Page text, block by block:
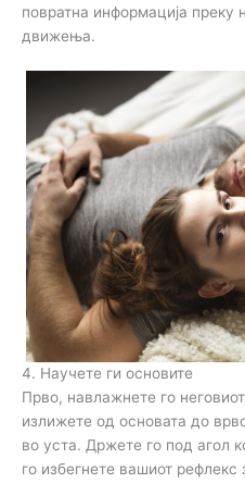
повратна информација преку
движења.
4. Научете ги основите
Прво, навлажнете го
излижете од основата до
во уста. Држете го под агол
го избегнете вашиот